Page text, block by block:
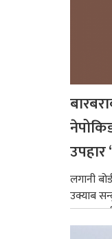
उपहार
लगानी
उक्याब
छ।
नै बनेका